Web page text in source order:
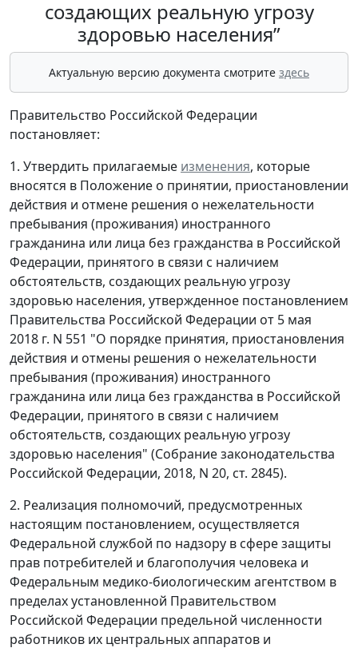
создающих реальную угрозу
здоровью населения”
Актуальную версию документа смотрите здесь
Правительство Российской Федерации
постановляет:
1. Утвердить прилагаемые изменения, которые
вносятся в Положение о принятии, приостановлении
действия и отмене решения о нежелательности
пребывания (проживания) иностранного
гражданина или лица без гражданства в Российской
Федерации, принятого в связи с наличием
обстоятельств, создающих реальную угрозу
здоровью населения, утвержденное постановлением
Правительства Российской Федерации от 5 мая
2018 г. N 551 "О порядке принятия, приостановления
действия и отмены решения о нежелательности
пребывания (проживания) иностранного
гражданина или лица без гражданства в Российской
Федерации, принятого в связи с наличием
обстоятельств, создающих реальную угрозу
здоровью населения" (Собрание законодательства
Российской Федерации, 2018, N 20, ст. 2845).
2. Реализация полномочий, предусмотренных
настоящим постановлением, осуществляется
Федеральной службой по надзору в сфере защиты
прав потребителей и благополучия человека и
Федеральным медико-биологическим агентством в
пределах установленной Правительством
Российской Федерации предельной численности
работников их центральных аппаратов и